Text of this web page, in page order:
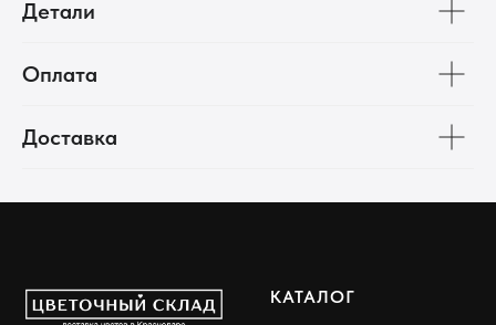
Детали
Оплата
Доставка
КАТАЛОГ